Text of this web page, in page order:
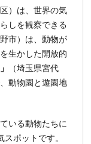
区）は、世界の気
しを観察できる
野市）は、動物が
生かした開放的
（埼玉県宮代
動物園と遊園地
いる動物たちに
ポットです。